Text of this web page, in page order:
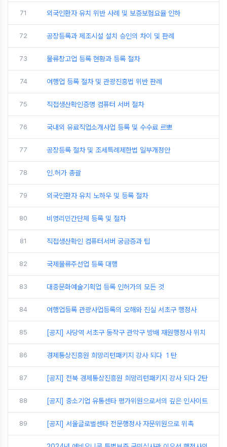
71 외국인환자 유치 위반 사례 및 보증보험요율 인하
72 공장등록과 제조시설 설치 승인의 차이 및 판례
73 물류창고업 등록 현황과 등록 절차
74 여행업 등록 절차 및 관광진흥법 위반 판례
75 직접생산확인증명 컴퓨터 서버 절차
76 국내외 유료직업소개사업 등록 및 수수료 르뽀
77 공장등록 절차 및 조세특례제한법 일부개정안
78 인.허가 총괄
79 외국인환자 유치 노하우 및 등록 절차
80 비영리민간단체 등록 및 절차
81 직접생산확인 컴퓨터서버 궁금증과 팁
82 국제물류주선업 등록 대행
83 대중문화예술기획업 등록 인허가의 모든 것
84 여행업등록 관광사업등록의 오해와 진실 서초구 행정사
85 [공지] 사당역 서초구 동작구 관악구 방배 재원행정사 위치
86 경제통상진흥원 희망리턴패키지 강사 되다 １탄
87 [공지] 전북 경제통상진흥원 희망리턴패키지 강사 되다 2탄
88 [공지] 중소기업 유통센타 평가위원으로서의 깊은 인사이트
89 [공지] 서울글로벌센타 전문행정사 자문위원으로 위촉